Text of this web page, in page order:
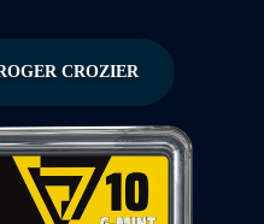
CROZIER